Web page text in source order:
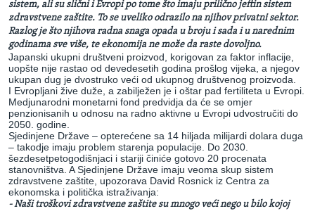
sistem, ali su slični i Evropi po tome što imaju prilično jeftin sistem
zdravstvene zaštite. To se uveliko odrazilo na njihov privatni sektor.
Razlog je što njihova radna snaga opada u broju i sada i u narednim
godinama sve više, te ekonomija ne može da raste dovoljno.
Japanski ukupni društveni proizvod, korigovan za faktor inflacije,
uopšte nije rastao od devedesetih godina prošlog vijeka, a njegov
ukupan dug je dvostruko veći od ukupnog društvenog proizvoda.
I Evropljani žive duže, a zabilježen je i oštar pad fertiliteta u Evropi.
Medjunarodni monetarni fond predvidja da će se omjer
penzionisanih u odnosu na radno aktivne u Evropi udvostručiti do
2050. godine.
Sjedinjene Države – opterećene sa 14 hiljada milijardi dolara duga
– takodje imaju problem starenja populacije. Do 2030.
šezdesetpetogodišnjaci i stariji činiće gotovo 20 procenata
stanovništva. A Sjedinjene Države imaju veoma skup sistem
zdravstvene zaštite, upozorava David Rosnick iz Centra za
ekonomska i politička istraživanja:
-Naši troškovi zdravstvene zaštite su mnogo veći nego u bilo kojoj